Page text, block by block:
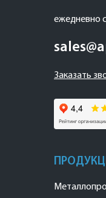
ежедневно
Заказать